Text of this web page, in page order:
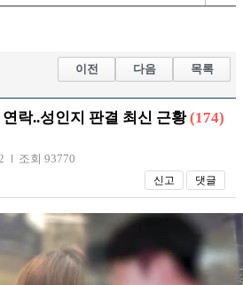
자유사진 군사/무기
도
이전 다음 목록
락..성인지 판결 최신 근황 (174)
조회 93770
신고 댓글